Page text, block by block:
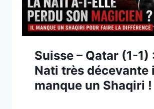
Suisse – Qatar (1-1)
Nati très décevante
manque un Shaqiri !